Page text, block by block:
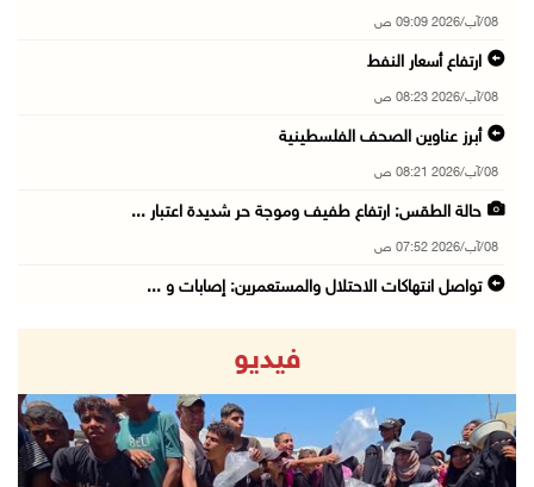
08/آب/2026 09:09 ص
ارتفاع أسعار النفط
08/آب/2026 08:23 ص
أبرز عناوين الصحف الفلسطينية
08/آب/2026 08:21 ص
حالة الطقس: ارتفاع طفيف وموجة حر شديدة اعتبار ...
08/آب/2026 07:52 ص
تواصل انتهاكات الاحتلال والمستعمرين: إصابات و ...
قوات الاحتلال تقتحم بيت فجار جنوب بيت لحم
07/آب/2026 11:49 م
أسعار الغذاء العالمية عند أعلى مستوى منذ 3 سن ...
07/آب/2026 11:11 م
فيديو